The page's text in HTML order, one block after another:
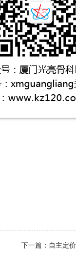
下一篇：自主定